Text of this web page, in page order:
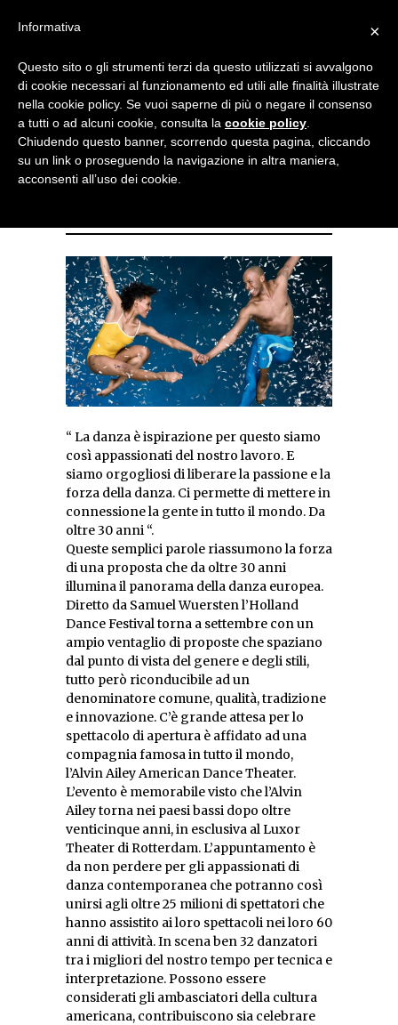
NOTIZIE DI DANZA IN ITALIA E ALL’ESTERO, PER DANZATORI,
Holland Dance Festival un
mondo di passione,
“ La danza è ispirazione per questo siamo
così appassionati del nostro lavoro. E
siamo orgogliosi di liberare la passione e la
forza della danza. Ci permette di mettere in
connessione la gente in tutto il mondo. Da
oltre 30 anni “.
Queste semplici parole riassumono la forza
di una proposta che da oltre 30 anni
illumina il panorama della danza europea.
Diretto da Samuel Wuersten l’Holland
Dance Festival torna a settembre con un
ampio ventaglio di proposte che spaziano
dal punto di vista del genere e degli stili,
tutto però riconducibile ad un
denominatore comune, qualità, tradizione
e innovazione. C’è grande attesa per lo
spettacolo di apertura è affidato ad una
compagnia famosa in tutto il mondo,
l’Alvin Ailey American Dance Theater.
L’evento è memorabile visto che l’Alvin
Ailey torna nei paesi bassi dopo oltre
venticinque anni, in esclusiva al Luxor
Theater di Rotterdam. L’appuntamento è
da non perdere per gli appassionati di
danza contemporanea che potranno così
unirsi agli oltre 25 milioni di spettatori che
hanno assistito ai loro spettacoli nei loro 60
anni di attività. In scena ben 32 danzatori
tra i migliori del nostro tempo per tecnica e
interpretazione. Possono essere
considerati gli ambasciatori della cultura
americana, contribuiscono sia celebrare
×
Informativa
Questo sito o gli strumenti terzi da questo utilizzati si avvalgono
di cookie necessari al funzionamento ed utili alle finalità illustrate
nella cookie policy. Se vuoi saperne di più o negare il consenso
a tutti o ad alcuni cookie, consulta la cookie policy
Chiudendo questo banner, scorrendo questa pagina, cliccando
su un link o proseguendo la navigazione in altra maniera,
acconsenti all’uso dei cookie.